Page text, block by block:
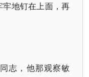
地钉在上面，再
志，他那观察敏